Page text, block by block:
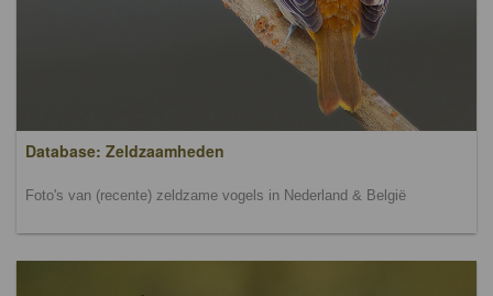
Database: Zeldzaamheden
Foto's van (recente) zeldzame vogels in Nederland & België